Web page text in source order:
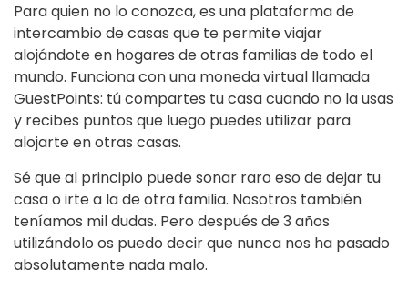
Para quien no lo conozca, es una plataforma de
intercambio de casas que te permite viajar
alojándote en hogares de otras familias de todo el
mundo. Funciona con una moneda virtual llamada
GuestPoints: tú compartes tu casa cuando no la usas
y recibes puntos que luego puedes utilizar para
alojarte en otras casas.
Sé que al principio puede sonar raro eso de dejar tu
casa o irte a la de otra familia. Nosotros también
teníamos mil dudas. Pero después de 3 años
utilizándolo os puedo decir que nunca nos ha pasado
absolutamente nada malo.